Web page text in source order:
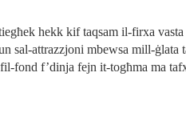
hekk kif taqsam il-firxa vasta
sal-attrazzjoni mbewsa mill-ġlata
fond f’dinja fejn it-togħma ma